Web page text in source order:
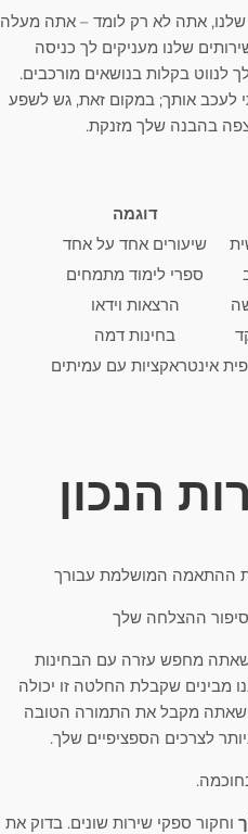
אתה לא רק לומד – אתה מעלה
שלנו מעניקים לך כניסה
בקלות בנושאים מורכבים.
לעכב אותך; במקום זאת, גש לשפע
בהבנה שלך מזנקת.
דוגמה
שיעורים אחד על אחד
ספרי לימוד מתמחים
הרצאות וידאו
בחינות דמה
אינטראקציות עם עמיתים
הנכון
ההתאמה המושלמת עבורך
ההצלחה שלך
מחפש עזרה עם הבחינות
מבינים שקבלת החלטה זו יכולה
שאתה מקבל את התמורה הטובה
לצרכים הספציפיים שלך.
וחקור ספקי שירות שונים. בדוק את